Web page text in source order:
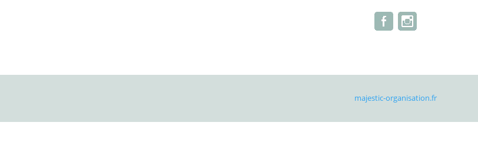
majestic-organisation.fr